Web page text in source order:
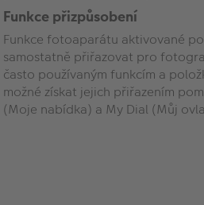
Funkce přizpůsobení
Funkce fotoaparátu aktivované
samostatně přiřazovat pro
často používaným funkcím a
možné získat jejich přiřazením
(Moje nabídka) a My Dial (Můj